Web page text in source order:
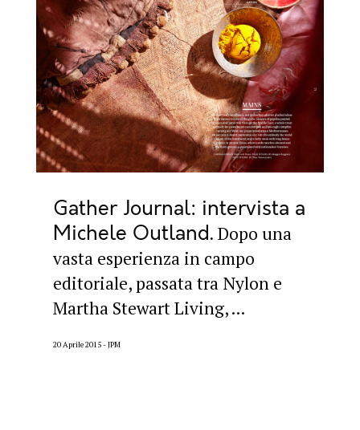
Gather Journal: intervista a
Michele Outland Dopo una
vasta esperienza in campo
editoriale, passata tra Nylon e
Martha Stewart Living, ...
20 Aprile 2015 JPM